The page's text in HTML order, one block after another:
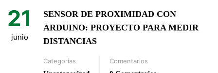
21
junio
SENSOR DE PROXIMIDAD CON
ARDUINO: PROYECTO PARA MEDIR
DISTANCIAS
Categorías
Comentarios